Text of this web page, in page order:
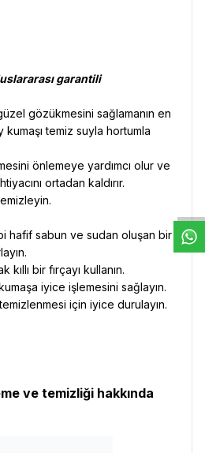
garantili
gözükmesini sağlamanın en
temiz suyla hortumla
önlemeye yardımcı olur ve
ortadan kaldırır.
hafif sabun ve sudan oluşan bir
bir fırçayı kullanın.
iyice işlemesini sağlayın.
için iyice durulayın.
ve temizliği hakkında